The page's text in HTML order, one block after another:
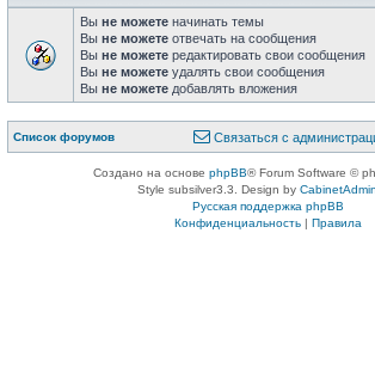
Вы не можете начинать темы
Вы не можете отвечать на сообщения
Вы не можете редактировать свои сообщения
Вы не можете удалять свои сообщения
Вы не можете добавлять вложения
Список форумов Связаться с
Создано на основе phpBB® Forum Software ©
Style subsilver3.3. Design by
Русская поддержка phpBB
Конфиденциальность| Правила